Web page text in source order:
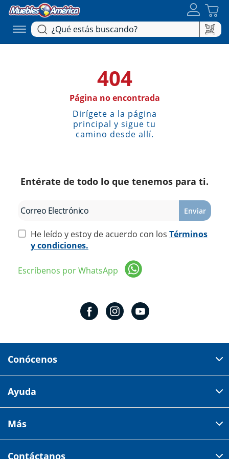
404
Página no encontrada
Dirígete a la página
principal y sigue tu
camino desde allí.
Entérate de todo lo que tenemos para ti.
Enviar
He leído y estoy de acuerdo con los Términos
y condiciones.
Escríbenos por WhatsApp
Conócenos
Av 18 de marzo # 309. Colonia la Nogalera.
Tiendas
Ayuda
Centro de ayuda
Más
Contáctanos